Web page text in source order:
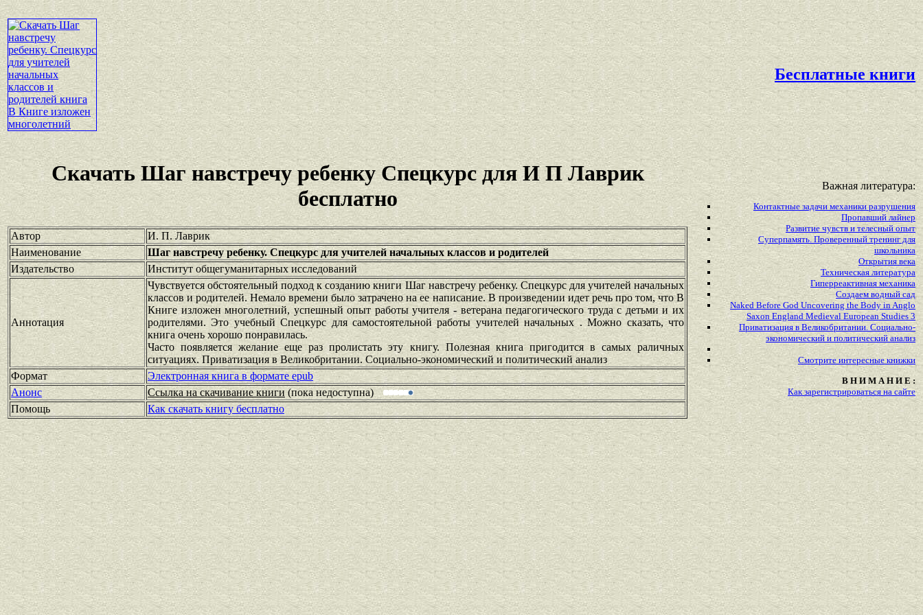
Бесплатные книги
Скачать Шаг навстречу ребенку Спецкурс для И П Лаврик
бесплатно
Автор
И. П. Лаврик
Наименование
Шаг навстречу ребенку. Спецкурс для учителей начальных классов и родителей
Издательство
Институт общегуманитарных исследований
Аннотация
Чувствуется обстоятельный подход к созданию книги Шаг навстречу ребенку. Спецкурс для учителей начальных
классов и родителей. Немало времени было затрачено на ее написание. В произведении идет речь про том, что В
Книге изложен многолетний, успешный опыт работы учителя - ветерана педагогического труда с детьми и их
родителями. Это учебный Спецкурс для самостоятельной работы учителей начальных . Можно сказать, что
книга очень хорошо понравилась.
Часто появляется желание еще раз пролистать эту книгу. Полезная книга пригодится в самых раличных
ситуациях. Приватизация в Великобритании. Социально-экономический и политический анализ
Формат
Электронная книга в формате epub
Анонс
Ссылка на скачивание книги (пока недоступна)
Помощь
Как скачать книгу бесплатно
Важная литература:
Контактные задачи механики разрушения
Пропавший лайнер
Развитие чувств и телесный опыт
Суперпамять. Проверенный тренинг для
школьника
Открытия века
Техническая литература
Гиперреактивная механика
Создаем водный сад
Naked Before God Uncovering the Body in Anglo
Saxon England Medieval European Studies 3
Приватизация в Великобритании. Социально-
экономический и политический анализ
Смотрите интересныекнижки
В Н И М А Н И Е :
Как зарегистрироваться на сайте